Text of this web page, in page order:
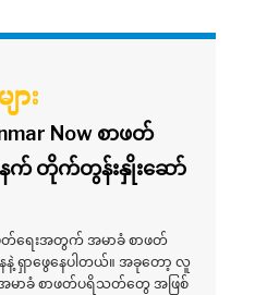
Now စာဖတ်
က် တိုက်တွန်းနှိုးဆော်
ရေးအတွက် အမာခံ စာဖတ်
ရှာဖွေနေပါတယ်။ အခုတော့ လူ
အမာခံ စာဖတ်ပရိသတ်တွေ အဖြစ်